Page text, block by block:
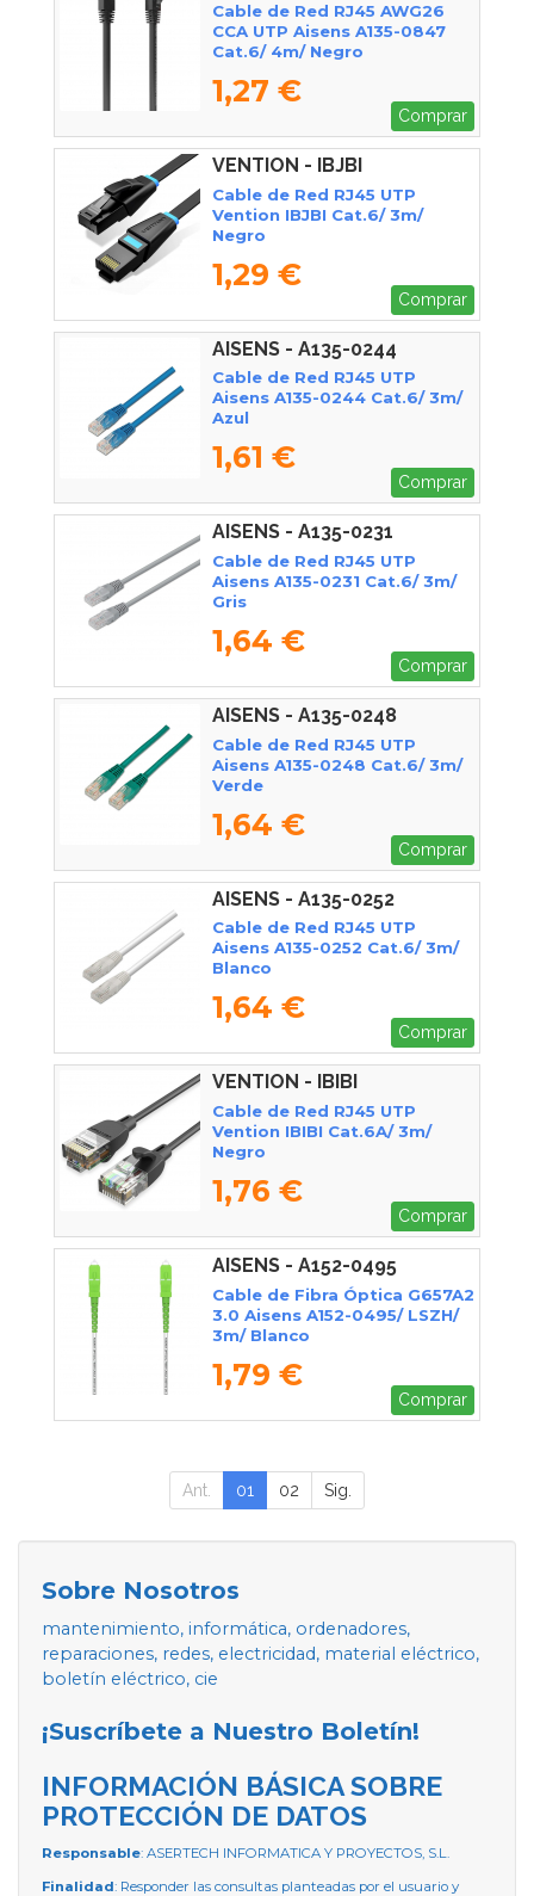
Cable de Red RJ45 AWG26
CCA UTP Aisens A135-0847
Cat.6/ 4m/ Negro
1,27 €
Comprar
VENTION - IBJBI
Cable de Red RJ45 UTP
Vention IBJBI Cat.6/ 3m/
Negro
1,29 €
Comprar
AISENS - A135-0244
Cable de Red RJ45 UTP
Aisens A135-0244 Cat.6/ 3m/
Azul
1,61 €
Comprar
AISENS - A135-0231
Cable de Red RJ45 UTP
Aisens A135-0231 Cat.6/ 3m/
Gris
1,64 €
Comprar
AISENS - A135-0248
Cable de Red RJ45 UTP
Aisens A135-0248 Cat.6/ 3m/
Verde
1,64 €
Comprar
AISENS - A135-0252
Cable de Red RJ45 UTP
Aisens A135-0252 Cat.6/ 3m/
Blanco
1,64 €
Comprar
VENTION - IBIBI
Cable de Red RJ45 UTP
Vention IBIBI Cat.6A/ 3m/
Negro
1,76 €
Comprar
AISENS - A152-0495
Cable de Fibra Óptica G657A2
3.0 Aisens A152-0495/ LSZH/
3m/ Blanco
1,79 €
Comprar
Ant. 01 02 Sig.
Sobre Nosotros
mantenimiento, informática, ordenadores,
reparaciones, redes, electricidad, material eléctrico,
boletín eléctrico, cie
¡Suscríbete a Nuestro Boletín!
INFORMACIÓN BÁSICA SOBRE
PROTECCIÓN DE DATOS
Responsable: ASERTECH INFORMATICA Y PROYECTOS, S.L.
Finalidad: Responder las consultas planteadas por el usuario y